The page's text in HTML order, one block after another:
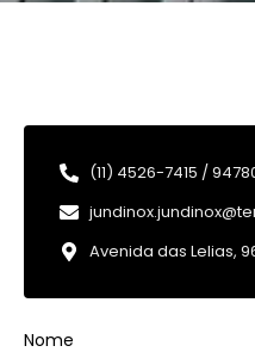
(11) 4526-7415 /
Avenida das Lelias,
Nome